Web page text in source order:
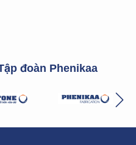
đoàn Phenikaa